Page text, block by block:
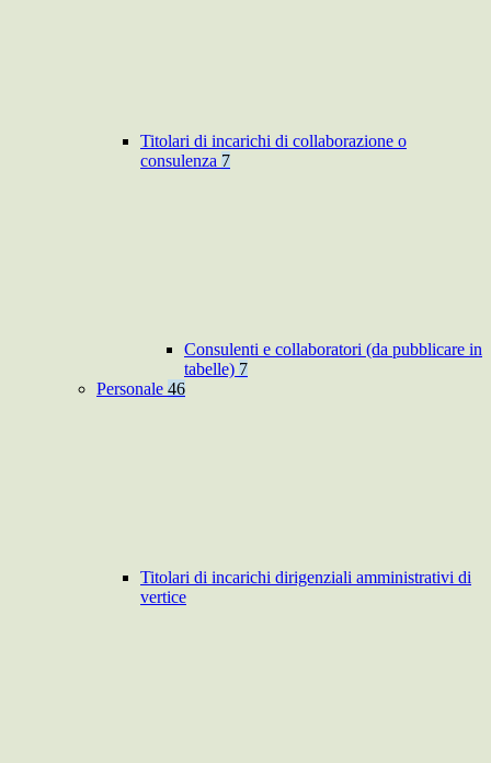
Titolari di incarichi di collaborazione o
consulenza 7
Consulenti e collaboratori (da pubblicare in
tabelle) 7
Personale 46
Titolari di incarichi dirigenziali amministrativi di
vertice